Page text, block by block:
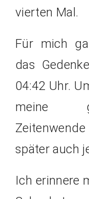
vierten Mal.
Für mich
das
04:42 Uhr.
meine
später auch
Ich erinnere